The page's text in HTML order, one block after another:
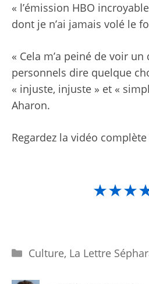
« l’émission HBO
dont je n’ai jamais volé le
« Cela m’a peiné de voir
personnels dire quelque
« injuste, injuste » et «
Aharon.
Regardez la vidéo
Catégories
Culture, La Lettre